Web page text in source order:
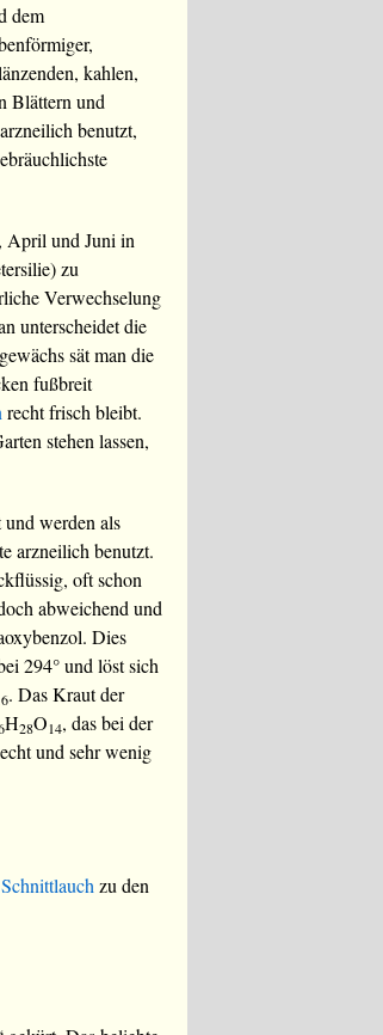
dem
kahlen,
Blättern und
arzneilich benutzt,
April und Juni in
zu
Verwechselung
unterscheidet die
sät man die
fußbreit
recht frisch bleibt.
stehen lassen,
werden als
arzneilich benutzt.
oft schon
abweichend und
Dies
294° und löst sich
. Das Kraut der
H28O14, das bei der
und sehr wenig
Schnittlauch zu den